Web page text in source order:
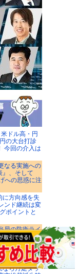
ドル高・円
の大台打診
今回の介入は
なる実施への
』、そして
への思惑に注
に方向感を失
ンド継続は変
ポイントと
局の防衛ライ
シーリング
戻り売り戦
7月足の包
なら月足ダウ